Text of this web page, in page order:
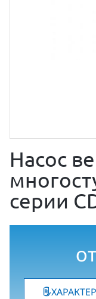
Насос
серии
от